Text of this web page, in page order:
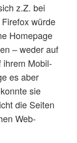
z.Z. bei
würde
Homepage
– weder auf
Mobil-
es aber
sie
die Seiten
Web-